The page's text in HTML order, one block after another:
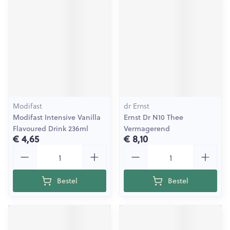
Modifast
Modifast Intensive Vanilla
Flavoured Drink 236ml
€ 4,65
Bestel
dr Ernst
Ernst Dr N10 Thee
Vermagerend
€ 8,10
Bestel